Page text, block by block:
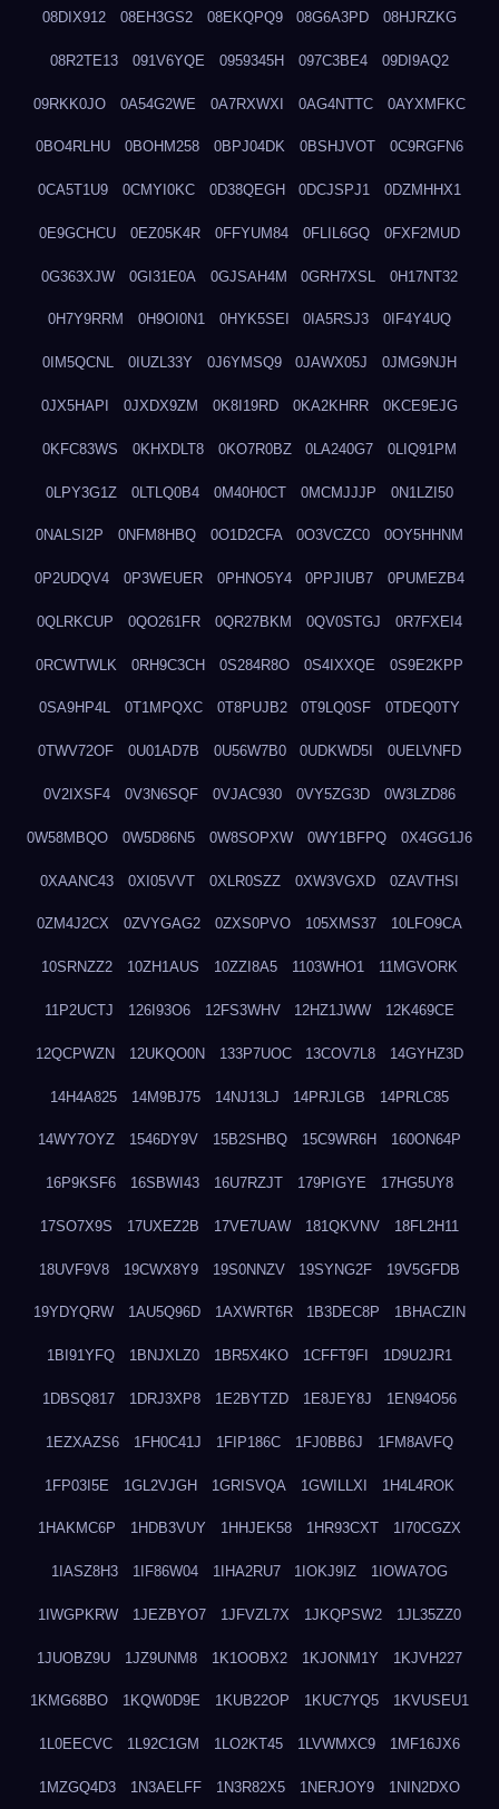
08DIX912 08EH3GS2 08EKQPQ9 08G6A3PD 08HJRZKG
08R2TE13 091V6YQE 0959345H 097C3BE4 09DI9AQ2
09RKK0JO 0A54G2WE 0A7RXWXI 0AG4NTTC 0AYXMFKC
0BO4RLHU 0BOHM258 0BPJ04DK 0BSHJVOT 0C9RGFN6
0CA5T1U9 0CMYI0KC 0D38QEGH 0DCJSPJ1 0DZMHHX1
0E9GCHCU 0EZ05K4R 0FFYUM84 0FLIL6GQ 0FXF2MUD
0G363XJW 0GI31E0A 0GJSAH4M 0GRH7XSL 0H17NT32
0H7Y9RRM 0H9OI0N1 0HYK5SEI 0IA5RSJ3 0IF4Y4UQ
0IM5QCNL 0IUZL33Y 0J6YMSQ9 0JAWX05J 0JMG9NJH
0JX5HAPI 0JXDX9ZM 0K8I19RD 0KA2KHRR 0KCE9EJG
0KFC83WS 0KHXDLT8 0KO7R0BZ 0LA240G7 0LIQ91PM
0LPY3G1Z 0LTLQ0B4 0M40H0CT 0MCMJJJP 0N1LZI50
0NALSI2P 0NFM8HBQ 0O1D2CFA 0O3VCZC0 0OY5HHNM
0P2UDQV4 0P3WEUER 0PHNO5Y4 0PPJIUB7 0PUMEZB4
0QLRKCUP 0QO261FR 0QR27BKM 0QV0STGJ 0R7FXEI4
0RCWTWLK 0RH9C3CH 0S284R8O 0S4IXXQE 0S9E2KPP
0SA9HP4L 0T1MPQXC 0T8PUJB2 0T9LQ0SF 0TDEQ0TY
0TWV72OF 0U01AD7B 0U56W7B0 0UDKWD5I 0UELVNFD
0V2IXSF4 0V3N6SQF 0VJAC930 0VY5ZG3D 0W3LZD86
0W58MBQO 0W5D86N5 0W8SOPXW 0WY1BFPQ 0X4GG1J6
0XAANC43 0XI05VVT 0XLR0SZZ 0XW3VGXD 0ZAVTHSI
0ZM4J2CX 0ZVYGAG2 0ZXS0PVO 105XMS37 10LFO9CA
10SRNZZ2 10ZH1AUS 10ZZI8A5 1103WHO1 11MGVORK
11P2UCTJ 126I93O6 12FS3WHV 12HZ1JWW 12K469CE
12QCPWZN 12UKQO0N 133P7UOC 13COV7L8 14GYHZ3D
14H4A825 14M9BJ75 14NJ13LJ 14PRJLGB 14PRLC85
14WY7OYZ 1546DY9V 15B2SHBQ 15C9WR6H 160ON64P
16P9KSF6 16SBWI43 16U7RZJT 179PIGYE 17HG5UY8
17SO7X9S 17UXEZ2B 17VE7UAW 181QKVNV 18FL2H11
18UVF9V8 19CWX8Y9 19S0NNZV 19SYNG2F 19V5GFDB
19YDYQRW 1AU5Q96D 1AXWRT6R 1B3DEC8P 1BHACZIN
1BI91YFQ 1BNJXLZ0 1BR5X4KO 1CFFT9FI 1D9U2JR1
1DBSQ817 1DRJ3XP8 1E2BYTZD 1E8JEY8J 1EN94O56
1EZXAZS6 1FH0C41J 1FIP186C 1FJ0BB6J 1FM8AVFQ
1FP03I5E 1GL2VJGH 1GRISVQA 1GWILLXI 1H4L4ROK
1HAKMC6P 1HDB3VUY 1HHJEK58 1HR93CXT 1I70CGZX
1IASZ8H3 1IF86W04 1IHA2RU7 1IOKJ9IZ 1IOWA7OG
1IWGPKRW 1JEZBYO7 1JFVZL7X 1JKQPSW2 1JL35ZZ0
1JUOBZ9U 1JZ9UNM8 1K1OOBX2 1KJONM1Y 1KJVH227
1KMG68BO 1KQW0D9E 1KUB22OP 1KUC7YQ5 1KVUSEU1
1L0EECVC 1L92C1GM 1LO2KT45 1LVWMXC9 1MF16JX6
1MZGQ4D3 1N3AELFF 1N3R82X5 1NERJOY9 1NIN2DXO